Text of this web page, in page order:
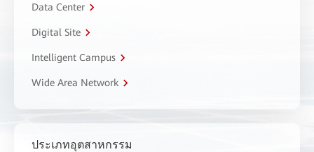
Data Center
Digital Site
Intelligent Campus
Wide Area Network
ประเภทอุตสาหกรรม